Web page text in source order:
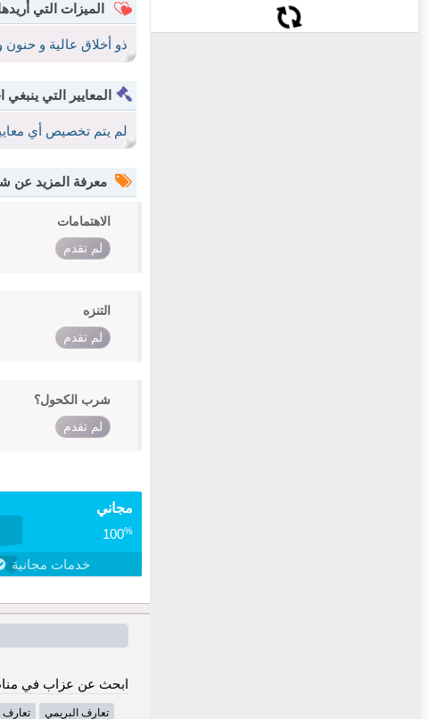
الميزات التي
ذو أخلاق عالية و حنون
المعايير التي ينبغي
لم يتم تخصيص أي
معرفة المزيد عن
الاهتمامات
لم تقدم
التنزه
لم تقدم
شرب الكحول؟
لم تقدم
مجاني
100%
خدمات مجانية
ابحث عن عزاب في
تعارف البريمي تعارف